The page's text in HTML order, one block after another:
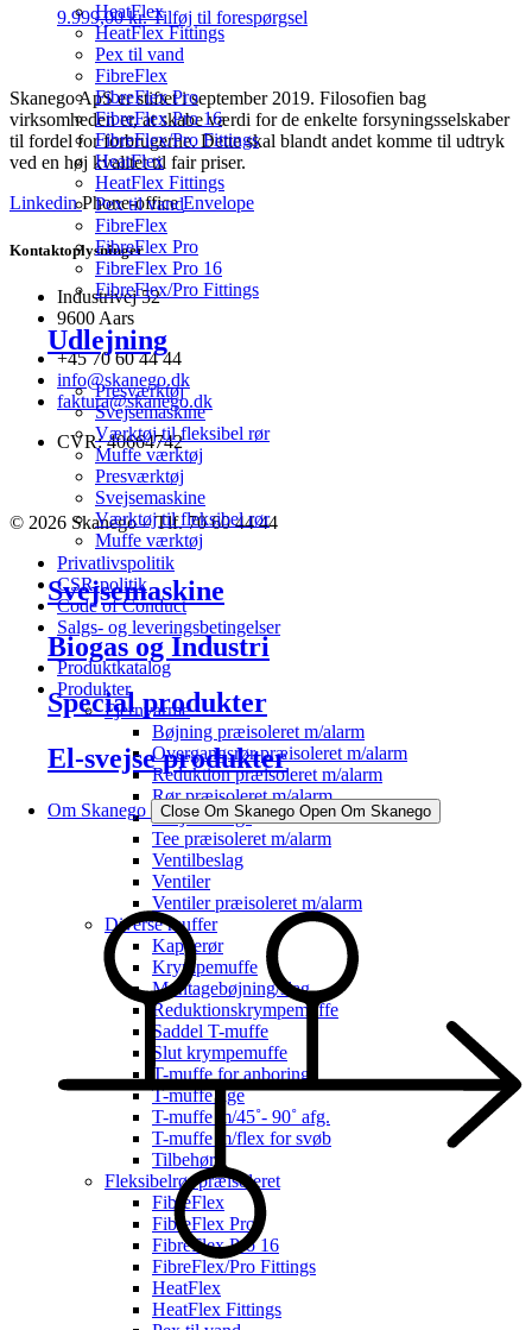
HeatFlex
HeatFlex Fittings
Pex til vand
FibreFlex
FibreFlex Pro
FibreFlex Pro 16
FibreFlex/Pro Fittings
HeatFlex
HeatFlex Fittings
Pex til vand
FibreFlex
FibreFlex Pro
FibreFlex Pro 16
FibreFlex/Pro Fittings
Udlejning
Presværktøj
Svejsemaskine
Værktøj til fleksibel rør
Muffe værktøj
Presværktøj
Svejsemaskine
Værktøj til fleksibel rør
Muffe værktøj
Svejsemaskine
Biogas og Industri
Special produkter
El-svejse produkter
Om Skanego Close Om Skanego Open Om Skanego
9.999,00kr. Tilføj til forespørgsel
Skanego ApS er stiftet i september 2019. Filosofien bag
virksomheden er, at skabe værdi for de enkelte forsyningsselskaber
til fordel for forbrugerne. Dette skal blandt andet komme til udtryk
ved en høj kvalitet til fair priser.
Linkedin Phone-office Envelope
Kontaktoplysninger
Industrivej 52
9600 Aars
+45 70 60 44 44
info@skanego.dk
faktura@skanego.dk
CVR: 40664742
© 2026 Skanego – Tlf. 70 60 44 44
Privatlivspolitik
CSR-politik
Code of Conduct
Salgs- og leveringsbetingelser
Produktkatalog
Produkter
Fjernvarme
Bøjning præisoleret m/alarm
Overgangsrør præisoleret m/alarm
Reduktion præisoleret m/alarm
Rør præisoleret m/alarm
Svejsefittings
Tee præisoleret m/alarm
Ventilbeslag
Ventiler
Ventiler præisoleret m/alarm
Diverse muffer
Kapperør
Krympemuffe
Montagebøjning/slag
Reduktionskrympemuffe
Saddel T-muffe
Slut krympemuffe
T-muffe for anboring
T-muffe lige
T-muffe m/45˚- 90˚ afg.
T-muffe m/flex for svøb
Tilbehør
Fleksibelrør præisoleret
FibreFlex
FibreFlex Pro
FibreFlex Pro 16
FibreFlex/Pro Fittings
HeatFlex
HeatFlex Fittings